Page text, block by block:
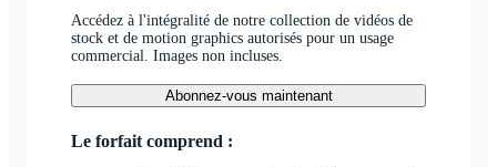
Accédez à l'intégralité de notre collection de vidéos de
stock et de motion graphics autorisés pour un usage
commercial. Images non incluses.
Abonnez-vous maintenant
Le forfait comprend :